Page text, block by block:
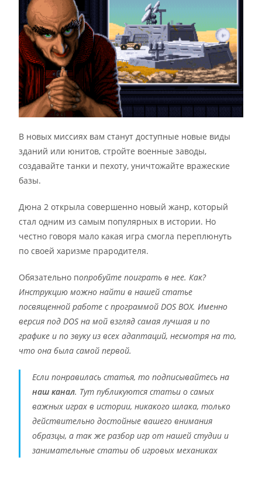
В новых миссиях вам станут доступные новые виды
зданий или юнитов, стройте военные заводы,
создавайте танки и пехоту, уничтожайте вражеские
базы.
Дюна 2 открыла совершенно новый жанр, который
стал одним из самым популярных в истории. Но
честно говоря мало какая игра смогла переплюнуть
по своей харизме прародителя.
Обязательно попробуйте поиграть в нее. Как?
Инструкцию можно найти в нашей статье
посвященной работе с программой DOS BOX. Именно
версия под DOS на мой взгляд самая лучшая и по
графике и по звуку из всех адаптаций, несмотря на то,
что она была самой первой.
Если понравилась статья, то подписывайтесь на
наш канал. Тут публикуются статьи о самых
важных играх в истории, никакого шлака, только
действительно достойные вашего внимания
образцы, а так же разбор игр от нашей студии и
занимательные статьи об игровых механиках